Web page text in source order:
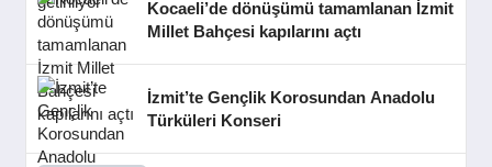
Kocaeli’de dönüşümü tamamlanan İzmit
Millet Bahçesi kapılarını açtı
İzmit’te Gençlik Korosundan Anadolu
Türküleri Konseri